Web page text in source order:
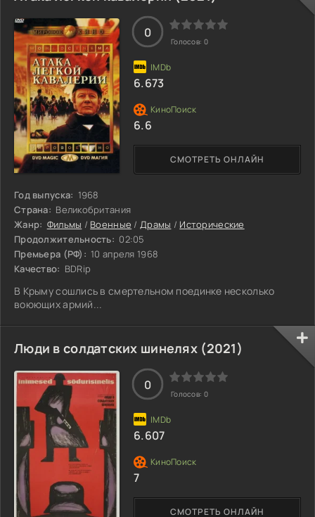
Год выпуска: 1968
Страна: Великобритания
Жанр: Фильмы / Военные /Драмы / Исторические
Продолжительность: 02:05
Премьера (РФ): 10 апреля 1968
Качество: BDRip
В Крыму сошлись в смертельном поединке несколько
воюющих армий...
СМОТРЕТЬ ОНЛАЙН
0
Голосов: 0
6.673
6.6
Люди в солдатских шинелях (2021)
СМОТРЕТЬ ОНЛАЙН
0
Голосов: 0
6.607
7